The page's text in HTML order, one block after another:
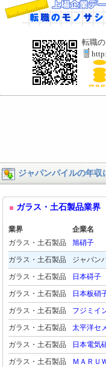
転職
ジャパンパイルの年収
ガラス・土石製品業界
業界 企業名
ガラス・土石製品
旭硝子
ガラス・土石製品
ジャパン
ガラス・土石製品
日本碍子
ガラス・土石製品
日本板硝
ガラス・土石製品
フジミイ
ガラス・土石製品
太平洋セ
ガラス・土石製品
日本電気
ガラス・土石製品
ＭＡＲＵ